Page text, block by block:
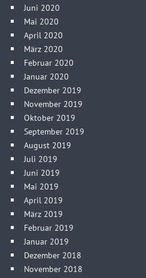
Juni 2020
Mai 2020
April 2020
März 2020
Februar 2020
Januar 2020
Dezember 2019
November 2019
Oktober 2019
September 2019
August 2019
Juli 2019
Juni 2019
Mai 2019
April 2019
März 2019
Februar 2019
Januar 2019
Dezember 2018
November 2018